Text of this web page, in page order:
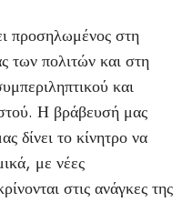
προσηλωμένος στη
των πολιτών και στη
και
Η βράβευσή μας
δίνει το κίνητρο να
με νέες
στις ανάγκες της